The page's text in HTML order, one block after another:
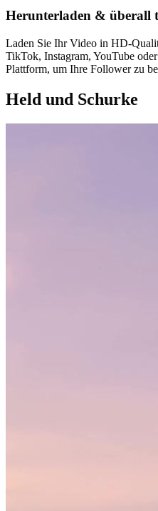
Herunterladen & überall
Laden Sie Ihr Video in HD-
TikTok, Instagram, YouTube
Plattform, um Ihre Follower zu
Held und Schurke